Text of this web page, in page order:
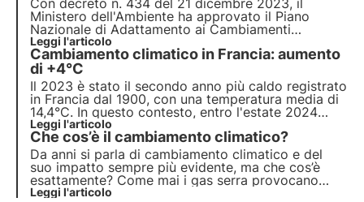
Con decreto n. 434 del 21 dicembre 2023, il
Ministero dell'Ambiente ha approvato il Piano
Nazionale di Adattamento ai Cambiamenti
Climatici (PNACC), un passo fondamentale verso
una strategia climatica nazionale resiliente. Scopri
in questo articolo gli obiettivi del PNACC e come
si struttura.
Leggi l'articolo
Cambiamento climatico in Francia: aumento
di +4°C
Il 2023 è stato il secondo anno più caldo registrato
in Francia dal 1900, con una temperatura media di
14,4°C. In questo contesto, entro l'estate 2024
verrà attivato il “Terzo Piano Nazionale di
Adattamento ai Cambiamenti Climatici”.
Approfondisci le misure del piano in questo
articolo.
Leggi l'articolo
Che cos’è il cambiamento climatico?
Da anni si parla di cambiamento climatico e del
suo impatto sempre più evidente, ma che cos’è
esattamente? Come mai i gas serra provocano
alterazioni così significative nel clima globale? In
Leggi l'articolo